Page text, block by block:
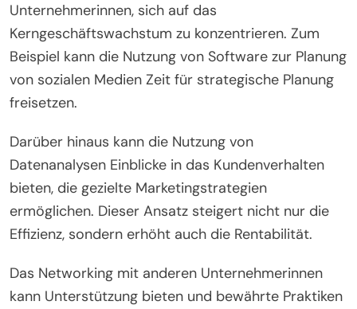
Unternehmerinnen, sich auf das
Kerngeschäftswachstum zu konzentrieren. Zum
Beispiel kann die Nutzung von Software zur Planung
von sozialen Medien Zeit für strategische Planung
freisetzen.
Darüber hinaus kann die Nutzung von
Datenanalysen Einblicke in das Kundenverhalten
bieten, die gezielte Marketingstrategien
ermöglichen. Dieser Ansatz steigert nicht nur die
Effizienz, sondern erhöht auch die Rentabilität.
Das Networking mit anderen Unternehmerinnen
kann Unterstützung bieten und bewährte Praktiken